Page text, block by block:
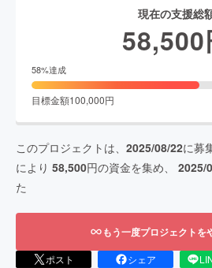
現在の支援総
58,500
58%達成
目標金額100,000円
このプロジェクトは、 2025/08/22に募
により 58,500円の資金を集め、 2025/
た
もう一度プロジェクトを
ポスト シェア